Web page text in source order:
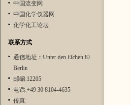
中国流变网
中国化学仪器网
化学化工论坛
联系方式
通信地址：Unter den Eichen 87
Berlin
邮编:12205
电话:+49 30 8104-4635
传真: